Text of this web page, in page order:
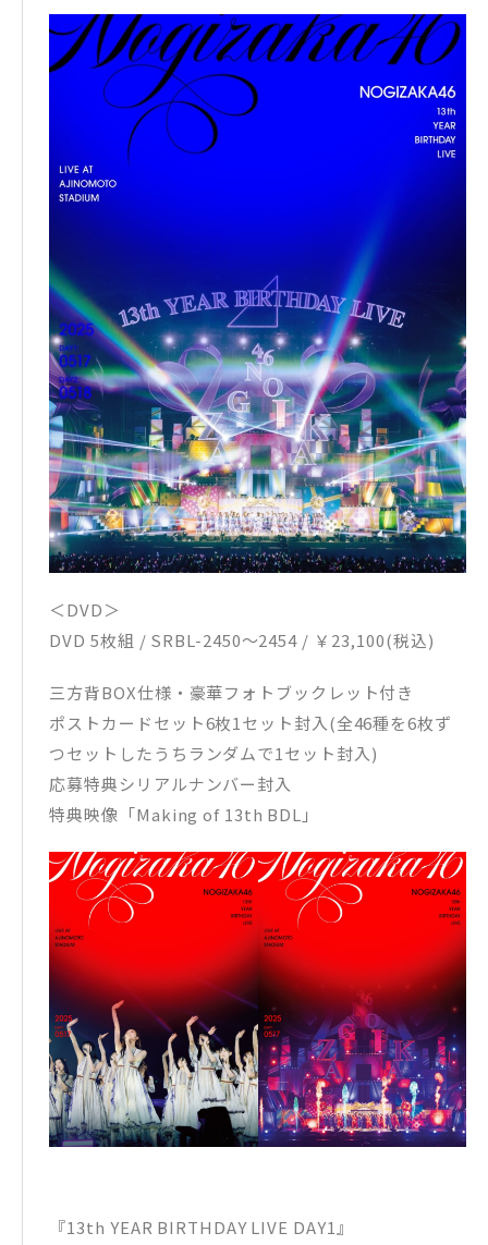
＜DVD＞
DVD 5枚組 / SRBL-2450～2454 / ￥23,100(税込)
三方背BOX仕様・豪華フォトブックレット付き
ポストカードセット6枚1セット封入(全46種を6枚ず
つセットしたうちランダムで1セット封入)
応募特典シリアルナンバー封入
特典映像「Making of 13th BDL」
『13th YEAR BIRTHDAY LIVE DAY1』